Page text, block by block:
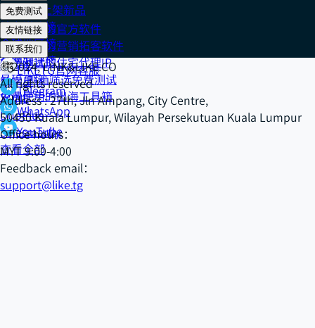
202608 上架新品
社交媒体榜
全球地区榜
全网好评榜
免费测试
免费测试的官方软件
免费测试的营销拓客软件
免费测试的住宅代理IP
号码/邮箱筛选免费测试
免费使用的出海工具箱
友情链接
Cake IP
918 IP
数字星球
XONE
DuoPlus
Salesmartly
查看全部
联系我们
LIKETG官网客服
Telegram
WhatsApp
YouTube
© 2024, LINK&LIKE.CO
All rights reserved
Address : 27th, Jln Ampang, City Centre,
50450 Kuala Lumpur, Wilayah Persekutuan Kuala Lumpur
Office hours：
MYT 9:00-4:00
Feedback email：
support@like.tg